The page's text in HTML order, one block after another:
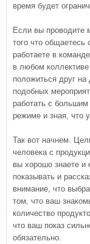
время будет
Если вы проводите
того что
работаете в
в любом
положиться друг
подобных
работать с
режиме и зная, что
Так вот начнем.
человека с
вы хорошо знаете и
показывать и
внимание, что
том, что ваш
количество
что ваш показ
обязательно.